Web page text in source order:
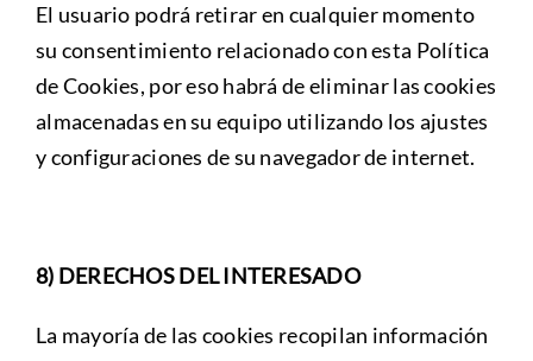
El usuario podrá retirar en cualquier momento
su consentimiento relacionado con esta Política
de Cookies, por eso habrá de eliminar las cookies
almacenadas en su equipo utilizando los ajustes
y configuraciones de su navegador de internet.
8) DERECHOS DEL INTERESADO
La mayoría de las cookies recopilan información